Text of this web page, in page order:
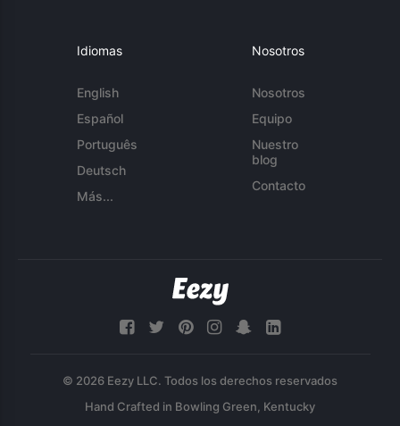
Idiomas
English
Español
Português
Deutsch
Más...
Nosotros
Nosotros
Equipo
Nuestro
blog
Contacto
© 2026 Eezy LLC. Todos los derechos reservados